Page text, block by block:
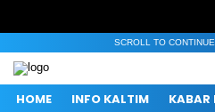
SCROLL TO
HOME INFO KALTIM KABAR